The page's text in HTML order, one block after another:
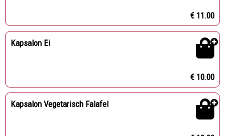
€ 11.00
Kapsalon Ei
€ 10.00
Kapsalon Vegetarisch Falafel